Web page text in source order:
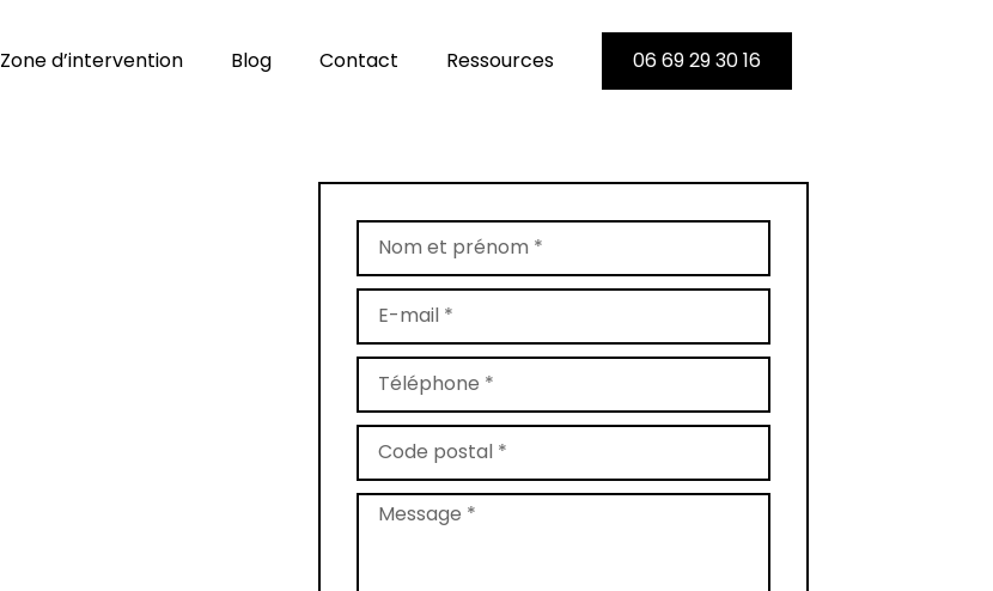
Zone d’intervention Blog Contact Ressources 06 69 29 30 16